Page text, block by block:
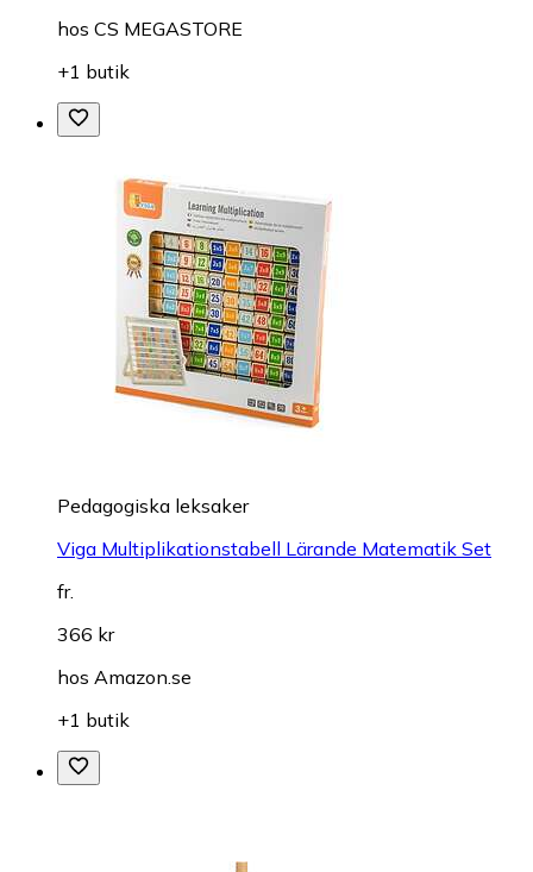
hos CS MEGASTORE
+1 butik
Pedagogiska leksaker
Viga Multiplikationstabell Lärande Matematik Set
fr.
366 kr
hos Amazon.se
+1 butik